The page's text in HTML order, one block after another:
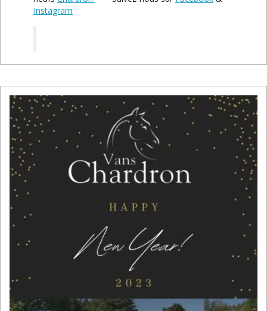
Instagram